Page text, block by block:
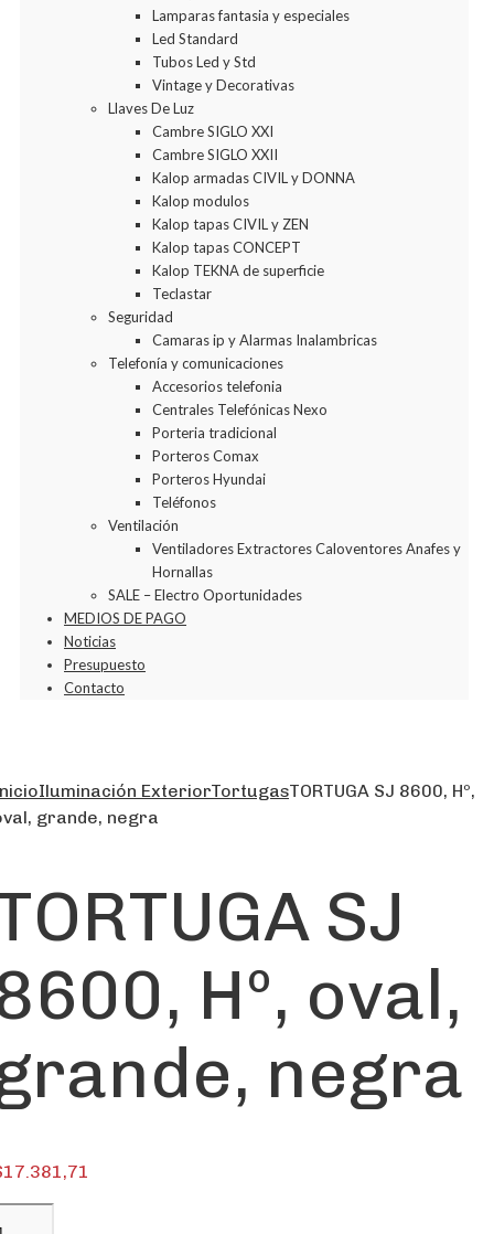
Lamparas fantasia y especiales
Led Standard
Tubos Led y Std
Vintage y Decorativas
Llaves De Luz
Cambre SIGLO XXI
Cambre SIGLO XXII
Kalop armadas CIVIL y DONNA
Kalop modulos
Kalop tapas CIVIL y ZEN
Kalop tapas CONCEPT
Kalop TEKNA de superficie
Teclastar
Seguridad
Camaras ip y Alarmas Inalambricas
Telefonía y comunicaciones
Accesorios telefonia
Centrales Telefónicas Nexo
Porteria tradicional
Porteros Comax
Porteros Hyundai
Teléfonos
Ventilación
Ventiladores Extractores Caloventores Anafes y
Hornallas
SALE – Electro Oportunidades
MEDIOS DE PAGO
Noticias
Presupuesto
Contacto
Iluminación ExteriorTortugasTORTUGA SJ 8600, Hº,
grande, negra
SJ
Hº, oval,
negra
17.381,71